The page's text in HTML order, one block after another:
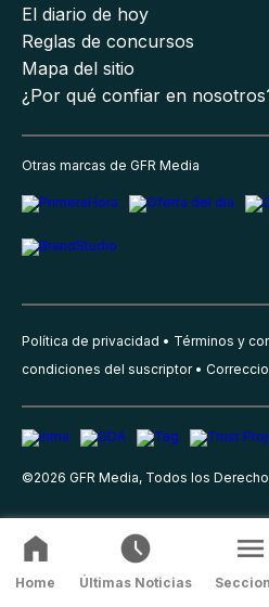
El diario de hoy
Reglas de concursos
Mapa del sitio
¿Por qué confiar en
Otras marcas de GFR Media
Política de privacidad Términos y
condiciones del suscriptor
©2026 GFR Media, Todos los
Home Últimas Noticias